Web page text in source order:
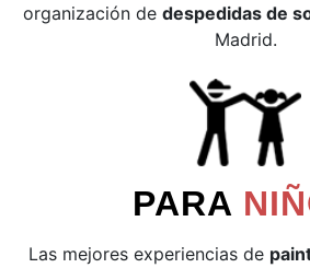
organización de despedidas de
Madrid.
PARA
Las mejores experiencias de